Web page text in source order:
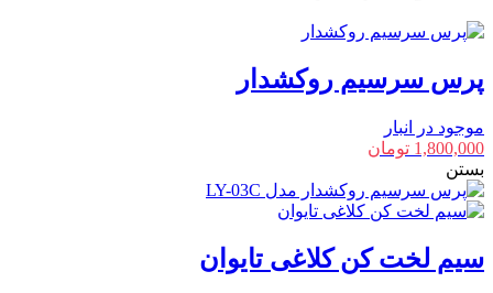
پرس سرسیم روکشدار
موجود در انبار
1,800,000 تومان
بستن
سیم لخت کن کلاغی تایوان